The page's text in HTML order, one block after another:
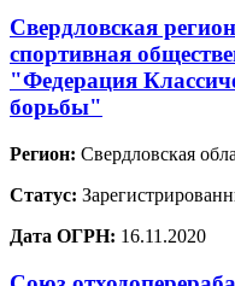
Свердловская
спортивная
"Федерация
борьбы"
Регион: Свердловская
Статус:
Дата ОГРН: 16.11.2020